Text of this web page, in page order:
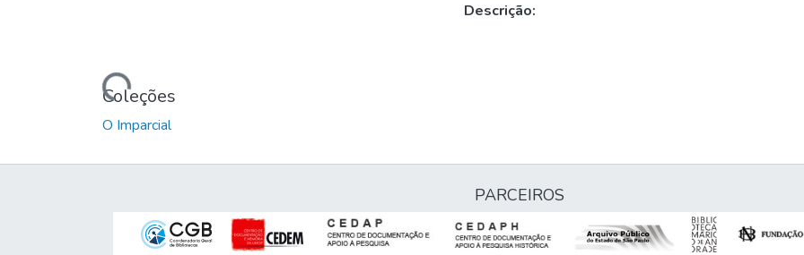
Carregando...
Descrição:
Coleções
O Imparcial
PARCEIROS